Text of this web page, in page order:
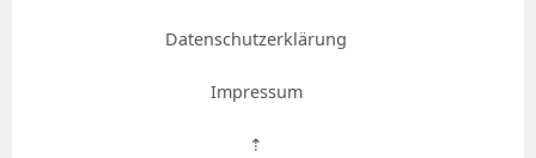
Datenschutzerklärung
Impressum
⇡